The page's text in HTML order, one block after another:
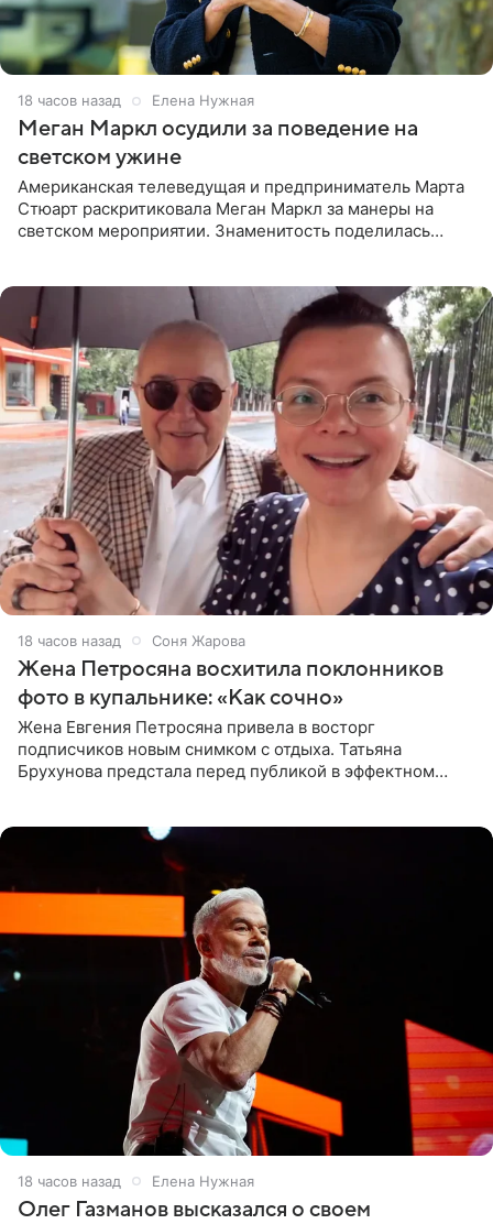
18 часов назад Елена Нужная
Меган Маркл осудили за поведение на
светском ужине
Американская телеведущая и предприниматель Марта
Стюарт раскритиковала Меган Маркл за манеры на
светском мероприятии. Знаменитость поделилась
18 часов назад Соня Жарова
Жена Петросяна восхитила поклонников
фото в купальнике: «Как сочно»
Жена Евгения Петросяна привела в восторг
подписчиков новым снимком с отдыха. Татьяна
Брухунова предстала перед публикой в эффектном
18 часов назад Елена Нужная
Олег Газманов высказался о своем